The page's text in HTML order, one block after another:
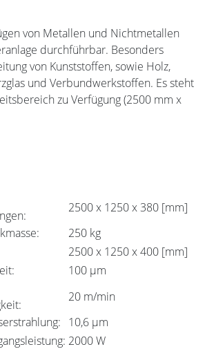
von Metallen und Nichtmetallen
durchführbar. Besonders
von Kunststoffen, sowie Holz,
und Verbundwerkstoffen. Es steht
zu Verfügung (2500 mm x
2500 x 1250 x 380 [mm]
250 kg
2500 x 1250 x 400 [mm]
100 µm
20 m/min
10,6 µm
2000 W